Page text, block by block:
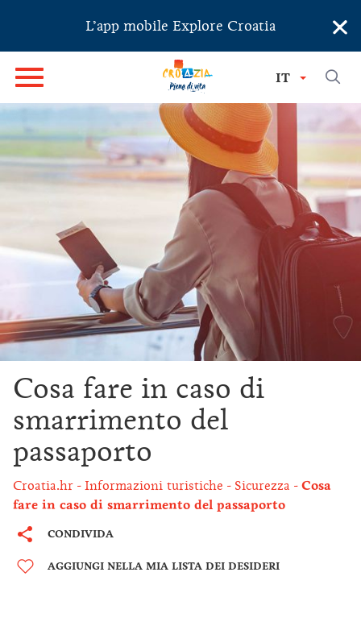
L’app mobile Explore Croatia ×
IT
Cosa fare in caso di
smarrimento del
passaporto
Croatia.hr Informazioni turistiche Sicurezza
Cosa
fare in caso di smarrimento del passaporto
CONDIVIDA
AGGIUNGI NELLA MIA LISTA DEI DESIDERI